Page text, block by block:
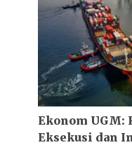
Ekonom UGM:
Eksekusi dan